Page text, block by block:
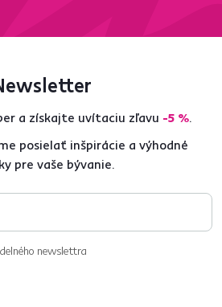
a získajte uvítaciu zľavu -5 %.
posielať inšpirácie a výhodné
pre vaše bývanie.
newslettra